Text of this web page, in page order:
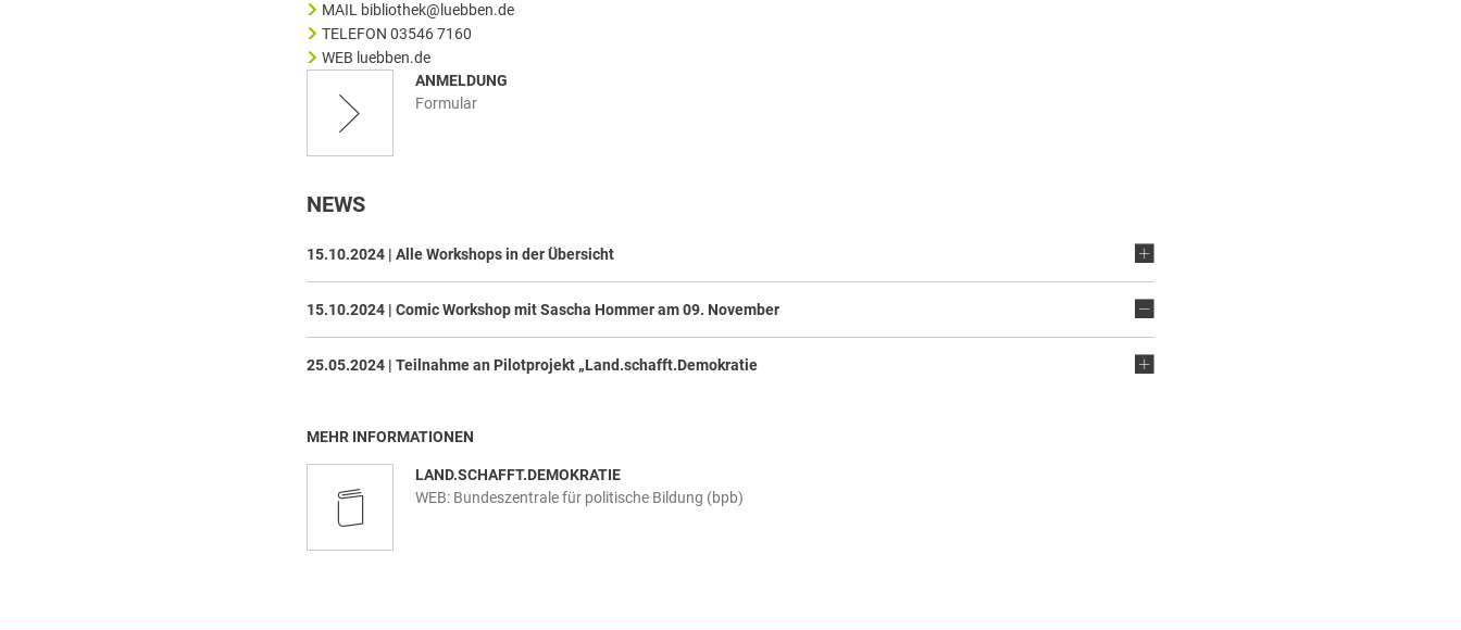
MAIL bibliothek@luebben.de
TELEFON 03546 7160
WEB luebben.de
ANMELDUNG
Formular
NEWS
15.10.2024 | Alle Workshops in der Übersicht
15.10.2024 | Comic Workshop mit Sascha Hommer am 09. November
25.05.2024 | Teilnahme an Pilotprojekt „Land.schafft.Demokratie
MEHR INFORMATIONEN
LAND.SCHAFFT.DEMOKRATIE
WEB: Bundeszentrale für politische Bildung (bpb)